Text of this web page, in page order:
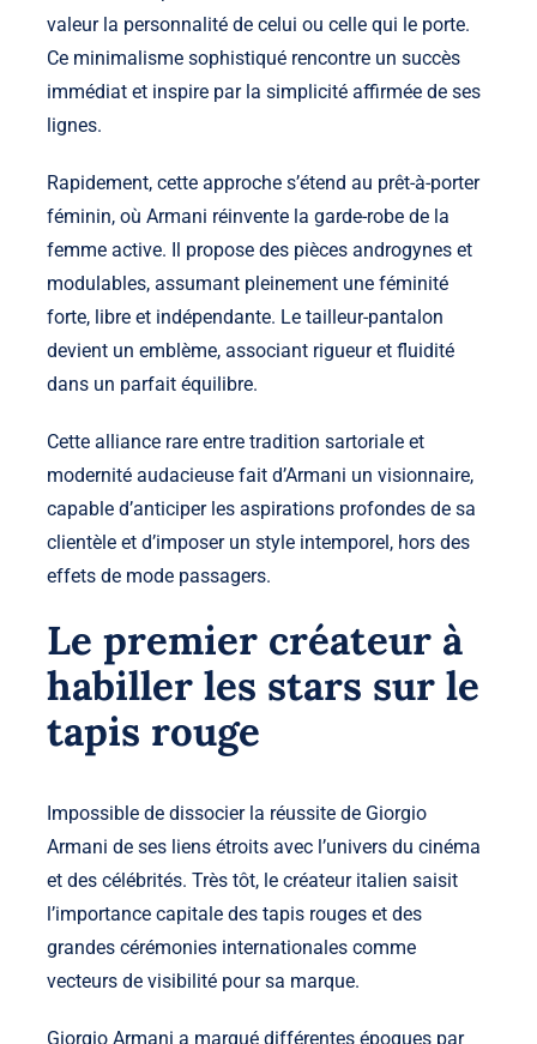
valeur la personnalité de celui ou celle qui le porte.
Ce minimalisme sophistiqué rencontre un succès
immédiat et inspire par la simplicité affirmée de ses
lignes.
Rapidement, cette approche s’étend au prêt-à-porter
féminin, où Armani réinvente la garde-robe de la
femme active. Il propose des pièces androgynes et
modulables, assumant pleinement une féminité
forte, libre et indépendante. Le tailleur-pantalon
devient un emblème, associant rigueur et fluidité
dans un parfait équilibre.
Cette alliance rare entre tradition sartoriale et
modernité audacieuse fait d’Armani un visionnaire,
capable d’anticiper les aspirations profondes de sa
clientèle et d’imposer un style intemporel, hors des
effets de mode passagers.
Le premier créateur à
habiller les stars sur le
tapis rouge
Impossible de dissocier la réussite de Giorgio
Armani de ses liens étroits avec l’univers du cinéma
et des célébrités. Très tôt, le créateur italien saisit
l’importance capitale des tapis rouges et des
grandes cérémonies internationales comme
vecteurs de visibilité pour sa marque.
Giorgio Armani a marqué différentes époques par